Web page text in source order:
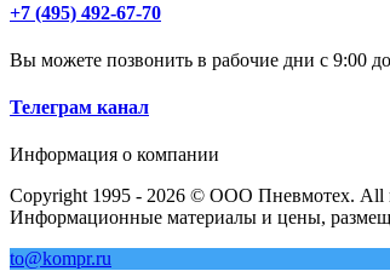
+7 (495) 492-67-70
Вы можете позвонить в рабочие дни с 9:00
Телеграм канал
Информация о компании
Copyright 1995 - 2026 © ООО Пневмотех. All
Информационные материалы и цены,
to@kompr.ru